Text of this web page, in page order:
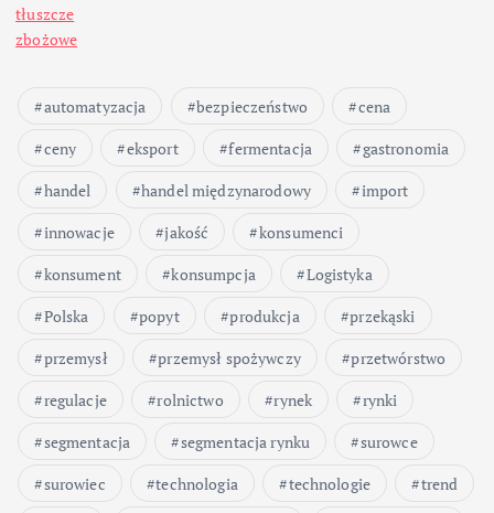
tłuszcze
zbożowe
automatyzacja bezpieczeństwo
cena
ceny
eksport fermentacja
gastronomia
handel
handel międzynarodowy
import
innowacje
jakość
konsumenci
konsument
konsumpcja
Logistyka
Polska
popyt produkcja
przekąski
przemysł
przemysł spożywczy
przetwórstwo
regulacje
rolnictwo rynek
rynki
segmentacja
segmentacja rynku
surowce
surowiec
technologia technologie
trend